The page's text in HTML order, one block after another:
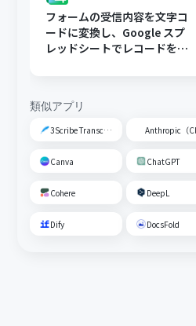
フォームの受信内容を文字コ
ードに変換し、Google スプ
レッドシートでレコードを追
類似アプリ
3Scribe Transcription
Canva ChatGPT
Cohere DeepL
Dify DocsFold